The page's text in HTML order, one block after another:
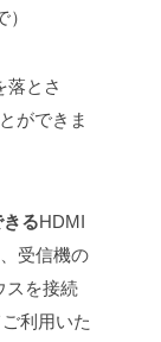
落とさ
ができま
るHDMI
受信機の
スを接続
利用いた